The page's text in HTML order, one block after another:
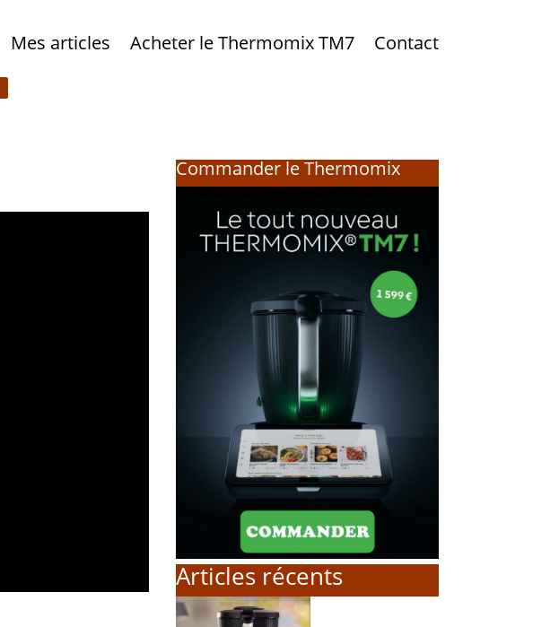
Mes articles Acheter le Thermomix TM7 Contact
Commander le Thermomix
Articles récents